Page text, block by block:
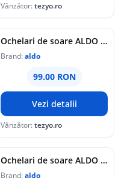
Vânzător:tezyo.ro
Ochelari de soare ALDO bej, IIVYY 280, din pvc
Brand:aldo
99.00 RON
Vezi detalii
Vânzător:tezyo.ro
Ochelari de soare ALDO maro, MAYYA 200, din pvc
Brand:aldo